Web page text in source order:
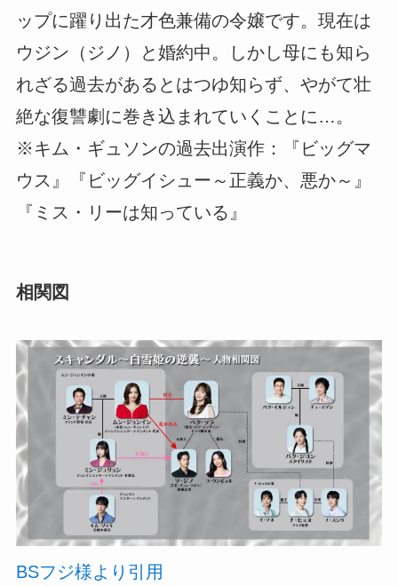
ップに躍り出た才色兼備の令嬢です。現在は
ウジン（ジノ）と婚約中。しかし母にも知ら
れざる過去があるとはつゆ知らず、やがて壮
絶な復讐劇に巻き込まれていくことに…。
※キム・ギュソンの過去出演作：『ビッグマ
ウス』『ビッグイシュー～正義か、悪か～』
『ミス・リーは知っている』
相関図
BSフジ様より引用